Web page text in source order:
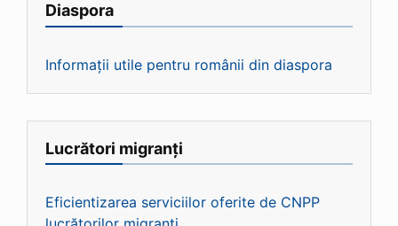
Diaspora
Informații utile pentru românii din diaspora
Lucrători migranți
Eficientizarea serviciilor oferite de CNPP